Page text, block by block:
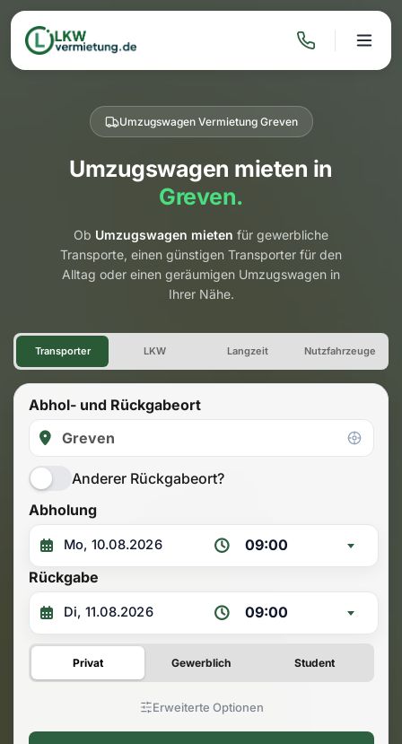
Umzugswagen Vermietung Greven
Umzugswagen mieten in
Greven.
Ob Umzugswagen mieten für gewerbliche
Transporte, einen günstigen Transporter für den
Alltag oder einen geräumigen Umzugswagen in
Ihrer Nähe.
Umzugswagen Vermietung
Transporter LKW Langzeit Nutzfahrzeuge
Abhol- und Rückgabeort
Anderer Rückgabeort?
Abholung
09:00
Rückgabe
09:00
Privat Gewerblich Student
Erweiterte Optionen